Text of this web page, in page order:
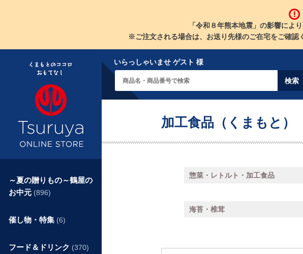
「令和８年熊本地震」の影響によ
※ご注文される場合は、お送り先様のご在宅をご確
いらっしゃいませ ゲスト 様
加工食品（くまもと）
惣菜・レトルト・加工食品
海苔・椎茸
～夏の贈りもの～鶴屋の
お中元 (896)
催し物・特集 (6)
フード＆ドリンク (370)